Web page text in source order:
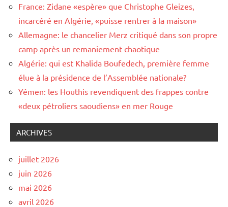
France: Zidane «espère» que Christophe Gleizes,
incarcéré en Algérie, «puisse rentrer à la maison»
Allemagne: le chancelier Merz critiqué dans son propre
camp après un remaniement chaotique
Algérie: qui est Khalida Boufedech, première femme
élue à la présidence de l’Assemblée nationale?
Yémen: les Houthis revendiquent des frappes contre
«deux pétroliers saoudiens» en mer Rouge
ARCHIVES
juillet 2026
juin 2026
mai 2026
avril 2026